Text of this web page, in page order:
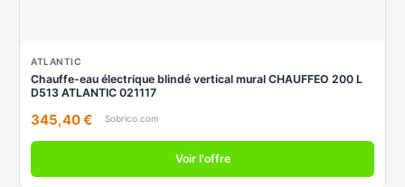
ATLANTIC
Chauffe-eau électrique blindé vertical mural CHAUFFEO 200 L
D513 ATLANTIC 021117
345,40 € Sobrico.com
Voir l'offre